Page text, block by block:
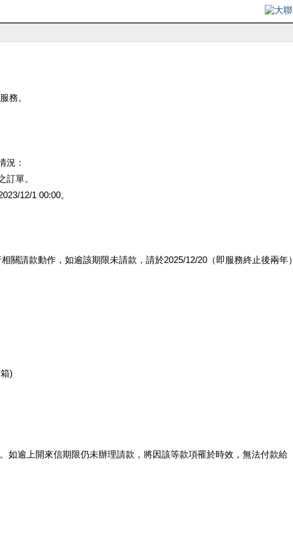
務。
況：
訂單。
12/1 00:00。
關請款動作，如逾該期限未請款，請於2025/12/20（即服務終止後兩年）
)
如逾上開來信期限仍未辦理請款，將因該等款項罹於時效，無法付款給